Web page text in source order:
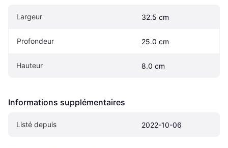
Largeur 32.5 cm
Profondeur 25.0 cm
Hauteur 8.0 cm
Informations supplémentaires
Listé depuis 2022-10-06